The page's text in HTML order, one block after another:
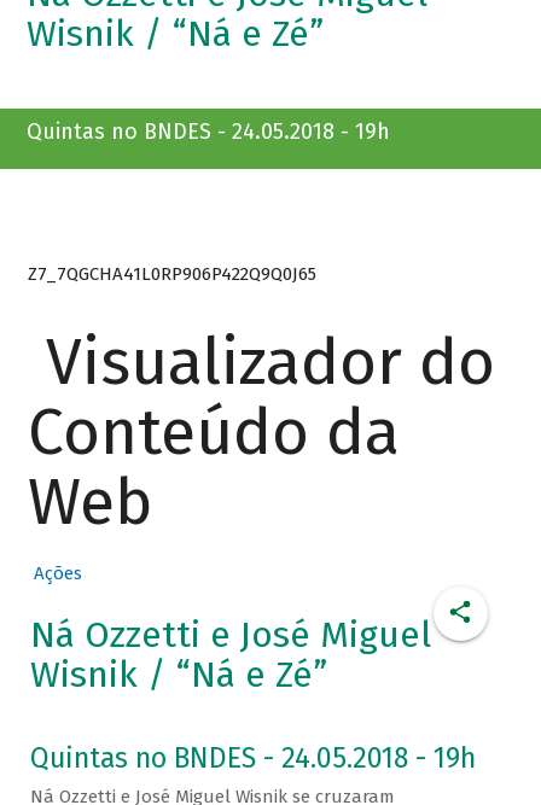
Wisnik / “Ná e Zé”
Quintas no BNDES - 24.05.2018 - 19h
Z7_7QGCHA41L0RP906P422Q9Q0J65
Visualizador do
Conteúdo da
Web
Ações
Ná Ozzetti e José Miguel
Wisnik / “Ná e Zé”
Quintas no BNDES - 24.05.2018 - 19h
Ná Ozzetti e José Miguel Wisnik se cruzaram